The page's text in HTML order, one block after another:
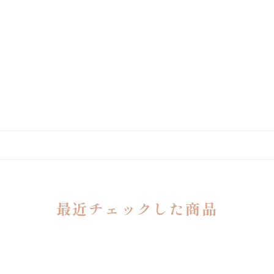
最近チェックした商品